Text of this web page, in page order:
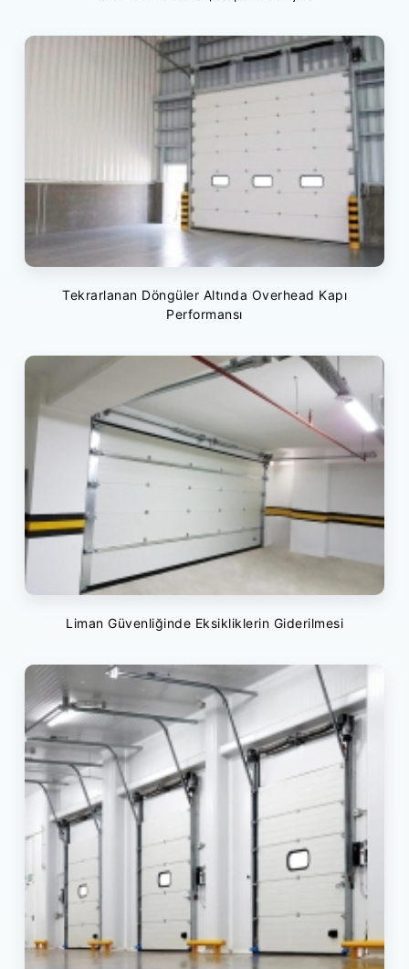
Tekrarlanan Döngüler Altında Overhead Kapı
Performansı
Liman Güvenliğinde Eksikliklerin Giderilmesi